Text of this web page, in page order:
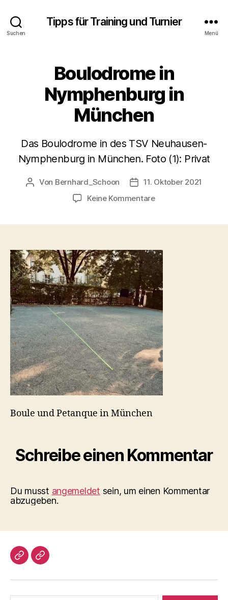
Suchen
Tipps für Training und Turnier
Menü
Boulodrome in
Nymphenburg in
München
Das Boulodrome in des TSV Neuhausen-
Nymphenburg in München. Foto (1): Privat
Beitragsautor
Von Bernhard_Schoon Veröffentlichungsdatum
11. Oktober 2021
Keine Kommentarezu
München
Boule und Petanque in München
Schreibe einen Kommentar
Du musst angemeldet sein, um einen Kommentar
abzugeben.
Impressum/DatSchutz
Beliebte